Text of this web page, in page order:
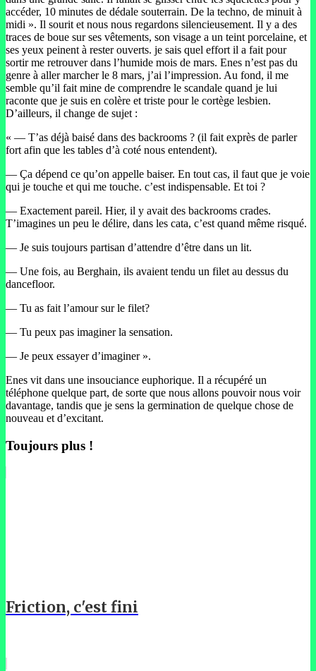
accéder, 10 minutes de dédale souterrain. De la techno, de minuit à
midi ». Il sourit et nous nous regardons silencieusement. Il y a des
traces de boue sur ses vêtements, son visage a un teint porcelaine, et
ses yeux peinent à rester ouverts. je sais quel effort il a fait pour
sortir me retrouver dans l’humide mois de mars. Enes n’est pas du
genre à aller marcher le 8 mars, j’ai l’impression. Au fond, il me
semble qu’il fait mine de comprendre le scandale quand je lui
raconte que je suis en colère et triste pour le cortège lesbien.
D’ailleurs, il change de sujet :
« — T’as déjà baisé dans des backrooms ? (il fait exprès de parler
fort afin que les tables d’à coté nous entendent).
— Ça dépend ce qu’on appelle baiser. En tout cas, il faut que je voie
qui je touche et qui me touche. c’est indispensable. Et toi ?
— Exactement pareil. Hier, il y avait des backrooms crades.
T’imagines un peu le délire, dans les cata, c’est quand même risqué.
— Je suis toujours partisan d’attendre d’être dans un lit.
— Une fois, au Berghain, ils avaient tendu un filet au dessus du
dancefloor.
— Tu as fait l’amour sur le filet?
— Tu peux pas imaginer la sensation.
— Je peux essayer d’imaginer ».
Enes vit dans une insouciance euphorique. Il a récupéré un
téléphone quelque part, de sorte que nous allons pouvoir nous voir
davantage, tandis que je sens la germination de quelque chose de
nouveau et d’excitant.
Toujours plus !
Friction, c'est fini